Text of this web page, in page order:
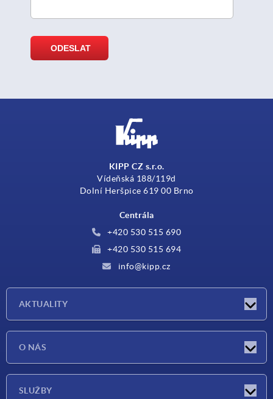
KIPP CZ s.r.o.
Vídeňská 188/119d
Dolní Heršpice 619 00 Brno
Centrála
+420 530 515 690
+420 530 515 694
info@kipp.cz
AKTUALITY
O NÁS
SLUŽBY